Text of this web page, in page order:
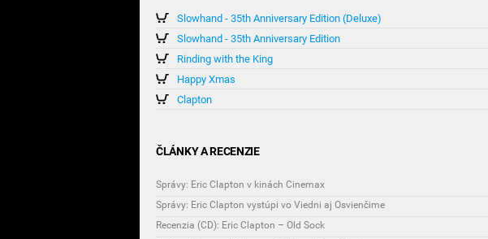
Slowhand - 35th Anniversary Edition (Deluxe)
Slowhand - 35th Anniversary Edition
Rinding with the King
Happy Xmas
Clapton
ČLÁNKY A RECENZIE
Správy: Eric Clapton v kinách Cinemax
Správy: Eric Clapton vystúpi vo Viedni aj Osvienčime
Recenzia (CD): Eric Clapton – Old Sock